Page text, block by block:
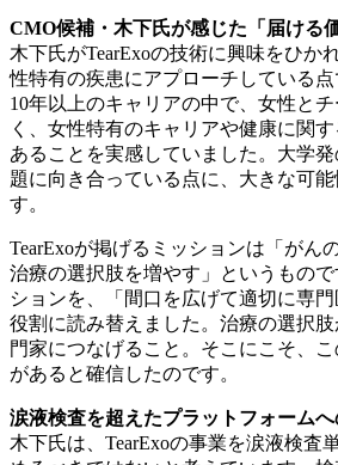
CMO候補・木下氏が感じた「届ける価
木下氏がTearExoの技術に興味をひか
性特有の疾患にアプローチしている
10年以上のキャリアの中で、女性と
く、女性特有のキャリアや健康に関
あることを実感していました。大学
題に向き合っている点に、大きな可
す。
TearExoが掲げるミッションは「がん
治療の選択肢を増やす」というもの
ションを、「間口を広げて適切に専
役割に読み替えました。治療の選択
門家につなげること。そこにこそ、
があると確信したのです。
涙液検査を超えたプラットフォーム
木下氏は、TearExoの事業を涙液検査